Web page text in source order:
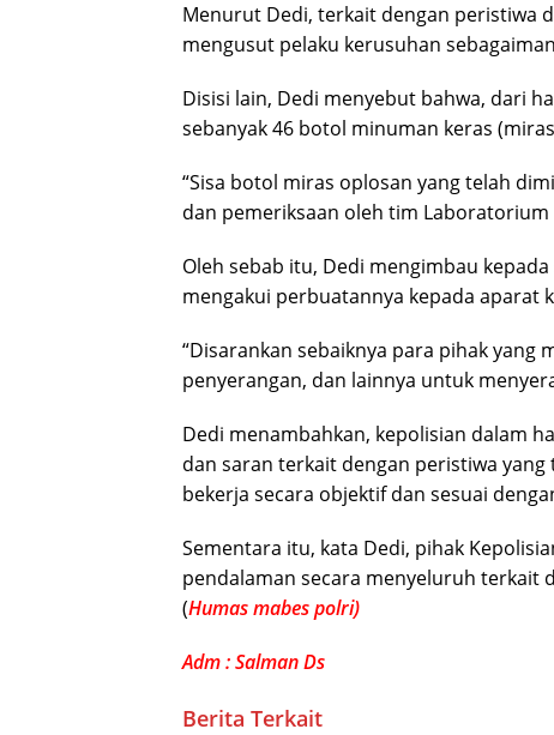
Menurut Dedi, terkait dengan peristiwa
mengusut pelaku kerusuhan
Disisi lain, Dedi menyebut bahwa, dari
sebanyak 46 botol minuman keras
“Sisa botol miras oplosan yang telah
dan pemeriksaan oleh tim Laboratorium
Oleh sebab itu, Dedi mengimbau
mengakui perbuatannya kepada aparat
“Disarankan sebaiknya para pihak yang
penyerangan, dan lainnya untuk
Dedi menambahkan, kepolisian dalam
dan saran terkait dengan peristiwa
bekerja secara objektif dan sesuai
Sementara itu, kata Dedi, pihak
pendalaman secara menyeluruh terkait
(Humas mabes polri)
Adm : Salman Ds
Berita Terkait